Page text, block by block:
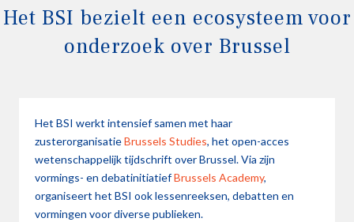
Het BSI bezielt een ecosysteem voor
onderzoek over Brussel
Het BSI werkt intensief samen met haar
zusterorganisatieBrussels Studies, het open-acces
wetenschappelijk tijdschrift over Brussel. Via zijn
vormings- en debatinitiatiefBrussels Academy,
organiseert het BSI ook lessenreeksen, debatten en
vormingen voor diverse publieken.